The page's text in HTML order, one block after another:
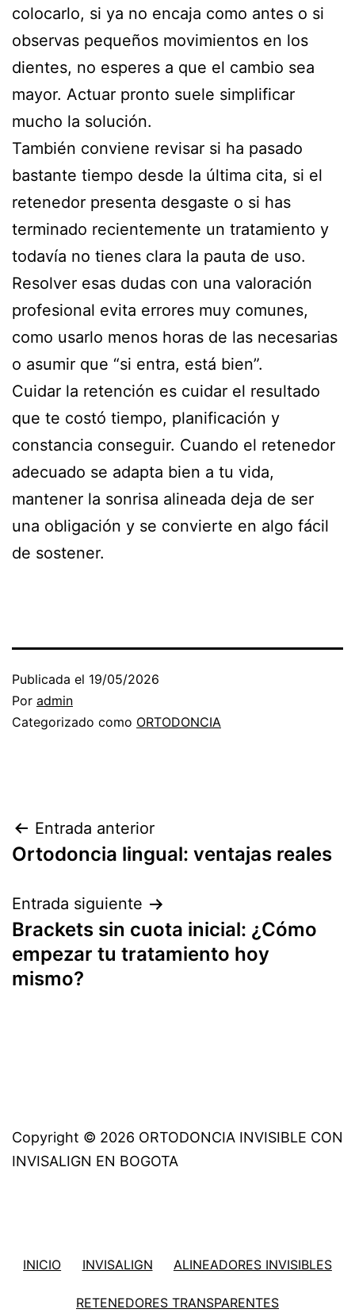
colocarlo, si ya no encaja como antes o si
observas pequeños movimientos en los
dientes, no esperes a que el cambio sea
mayor. Actuar pronto suele simplificar
mucho la solución.
También conviene revisar si ha pasado
bastante tiempo desde la última cita, si el
retenedor presenta desgaste o si has
terminado recientemente un tratamiento y
todavía no tienes clara la pauta de uso.
Resolver esas dudas con una valoración
profesional evita errores muy comunes,
como usarlo menos horas de las necesarias
o asumir que “si entra, está bien”.
Cuidar la retención es cuidar el resultado
que te costó tiempo, planificación y
constancia conseguir. Cuando el retenedor
adecuado se adapta bien a tu vida,
mantener la sonrisa alineada deja de ser
una obligación y se convierte en algo fácil
de sostener.
Publicada el 19/05/2026
Por admin
Categorizado como ORTODONCIA
Navegación
de
entradas
Entrada anterior
Ortodoncia lingual: ventajas reales
Entrada siguiente
Brackets sin cuota inicial: ¿Cómo
empezar tu tratamiento hoy
mismo?
Copyright © 2026 ORTODONCIA INVISIBLE CON
INVISALIGN EN BOGOTA
INICIO INVISALIGN ALINEADORES INVISIBLES
RETENEDORES TRANSPARENTES